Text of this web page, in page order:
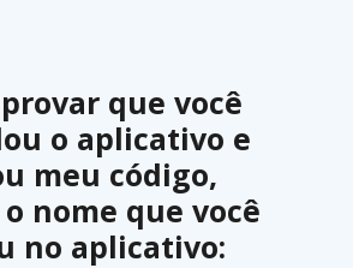
que você
o aplicativo e
meu código,
nome que você
no aplicativo: